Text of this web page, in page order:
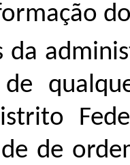
da
de